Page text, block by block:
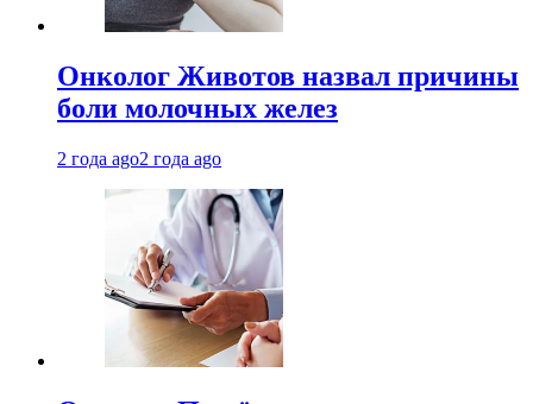
Онколог Животов назвал причины
боли молочных желез
2 года ago2 года ago